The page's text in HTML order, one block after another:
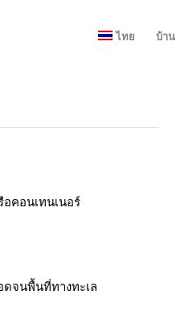
ไทย บ้าน
คอนเทนเนอร์
จนพื้นที่ทางทะเล